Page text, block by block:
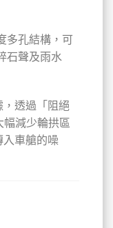
多孔結構，可
石聲及雨水
透過「阻絕
幅減少輪拱區
入車艙的噪